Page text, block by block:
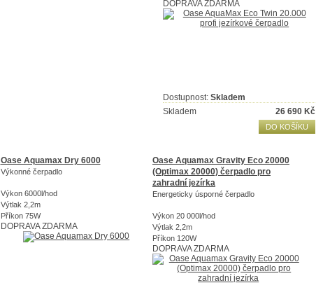
DOPRAVA ZDARMA
Dostupnost: Skladem
Skladem
26 690 Kč
DO KOŠÍKU
Oase Aquamax Dry 6000
Výkonné čerpadlo
Výkon 6000l/hod
Výtlak 2,2m
Příkon 75W
DOPRAVA ZDARMA
Oase Aquamax Gravity Eco 20000
(Optimax 20000) čerpadlo pro
zahradní jezírka
Energeticky úsporné čerpadlo
Výkon 20 000l/hod
Výtlak 2,2m
Příkon 120W
DOPRAVA ZDARMA